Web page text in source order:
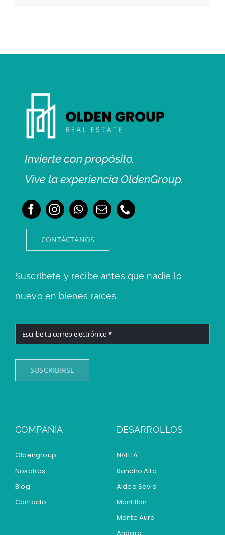
Invierte con propósito.
Vive la experiencia OldenGroup.
CONTÁCTANOS
Suscríbete y recibe antes que nadie lo
nuevo en bienes raíces.
SUSCRIBIRSE
COMPAÑÍA
Oldengroup
Nosotros
Blog
Contacto
DESARROLLOS
NALHA
Rancho Alto
Aldea Savia
Montitlán
Monte Aura